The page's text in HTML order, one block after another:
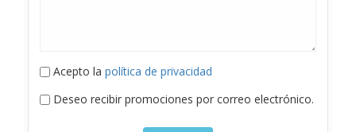
Acepto la política de privacidad
Deseo recibir promociones por correo electrónico.